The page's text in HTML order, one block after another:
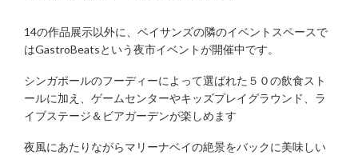
14の作品展示以外に、ベイサンズの隣のイベントスペースで
はGastroBeatsという夜市イベントが開催中です。
シンガポールのフーディーによって選ばれた５０の飲食スト
ールに加え、ゲームセンターやキッズプレイグラウンド、ラ
イブステージ＆ビアガーデンが楽しめます
夜風にあたりながらマリーナベイの絶景をバックに美味しい